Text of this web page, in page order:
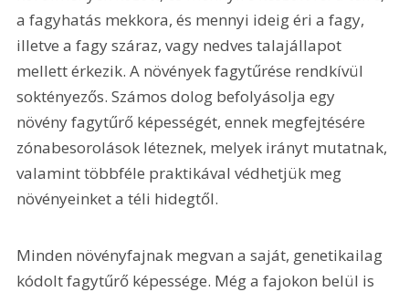
a fagyhatás mekkora, és mennyi ideig éri a fagy,
illetve a fagy száraz, vagy nedves talajállapot
mellett érkezik. A növények fagytűrése rendkívül
soktényezős. Számos dolog befolyásolja egy
növény fagytűrő képességét, ennek megfejtésére
zónabesorolások léteznek, melyek irányt mutatnak,
valamint többféle praktikával védhetjük meg
növényeinket a téli hidegtől.
Minden növényfajnak megvan a saját, genetikailag
kódolt fagytűrő képessége. Még a fajokon belül is